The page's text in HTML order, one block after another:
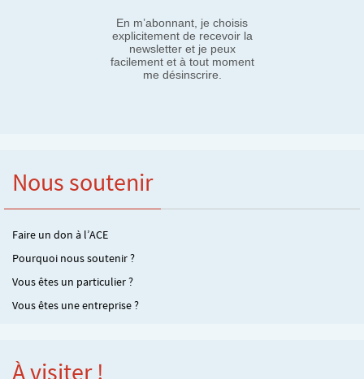
En m’abonnant, je choisis
explicitement de recevoir la
newsletter et je peux
facilement et à tout moment
me désinscrire.
Nous soutenir
Faire un don à l’ACE
Pourquoi nous soutenir ?
Vous êtes un particulier ?
Vous êtes une entreprise ?
À visiter !